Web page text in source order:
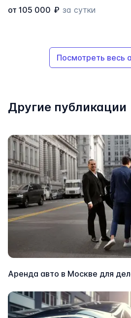
от 105 000 ₽ за сутки
Посмотреть весь
Другие публикации
Аренда авто в Москве для